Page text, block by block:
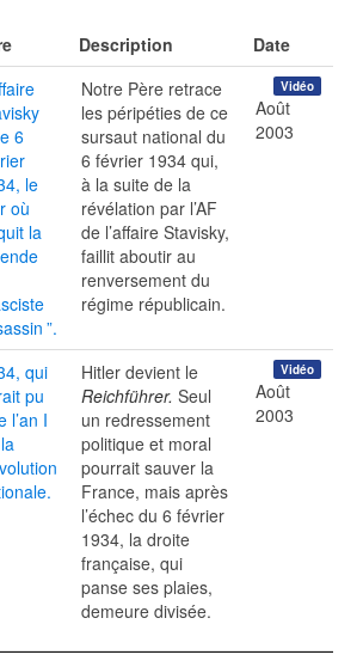
Description
Date
6
le
où
la
”.
Notre Père retrace
les péripéties de ce
sursaut national du
6 février 1934 qui,
à la suite de la
révélation par l’AF
de l’affaire Stavisky,
faillit aboutir au
renversement du
régime républicain.
Vidéo
Août
2003
qui
pu
l’an I
Hitler devient le
Reichführer. Seul
un redressement
politique et moral
pourrait sauver la
France, mais après
l’échec du 6 février
1934, la droite
française, qui
panse ses plaies,
demeure divisée.
Vidéo
Août
2003